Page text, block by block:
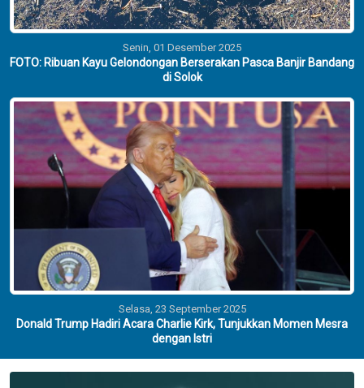
Senin, 01 Desember 2025
FOTO: Ribuan Kayu Gelondongan Berserakan Pasca Banjir Bandang
di Solok
Selasa, 23 September 2025
Donald Trump Hadiri Acara Charlie Kirk, Tunjukkan Momen Mesra
dengan Istri